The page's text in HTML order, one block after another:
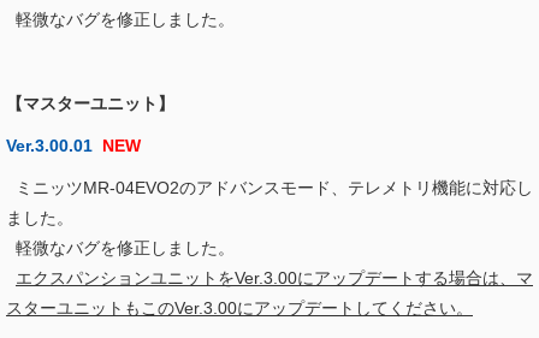
軽微なバグを修正しました。
【マスターユニット】
Ver.3.00.01 NEW
ミニッツMR-04EVO2のアドバンスモード、テレメトリ機能に対応し
ました。
軽微なバグを修正しました。
エクスパンションユニットをVer.3.00にアップデートする場合は、マ
スターユニットもこのVer.3.00にアップデートしてください。